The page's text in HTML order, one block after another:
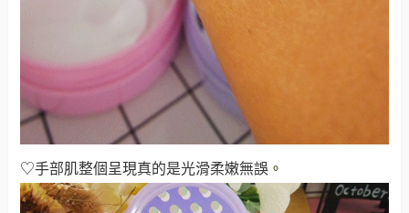
♡手部肌整個呈現真的是光滑柔嫩無誤 。